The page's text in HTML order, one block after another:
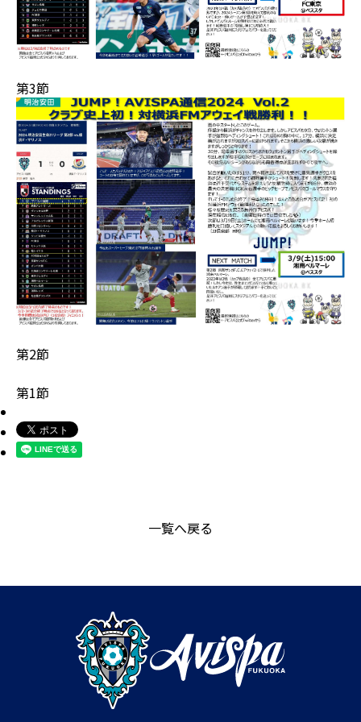
第3節
第2節
第1節
一覧へ戻る